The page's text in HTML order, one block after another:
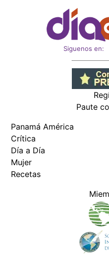
Siguenos en:
Paute
Panamá América
Crítica
Día a Día
Mujer
Recetas